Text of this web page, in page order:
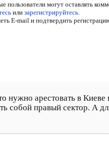
пользователи могут оставлять
или зарегистрируйтесь.
E-mail и подтвердить
арестовать в Киеве
собой правый сектор. А